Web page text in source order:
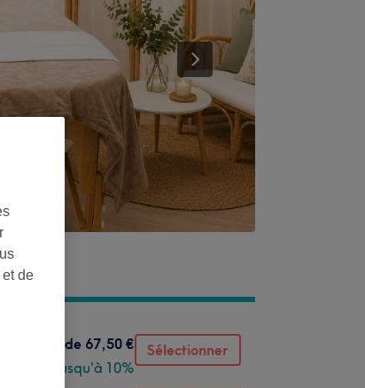
à partir de 67,50 €
jusqu'à 10%
Sélectionner
de